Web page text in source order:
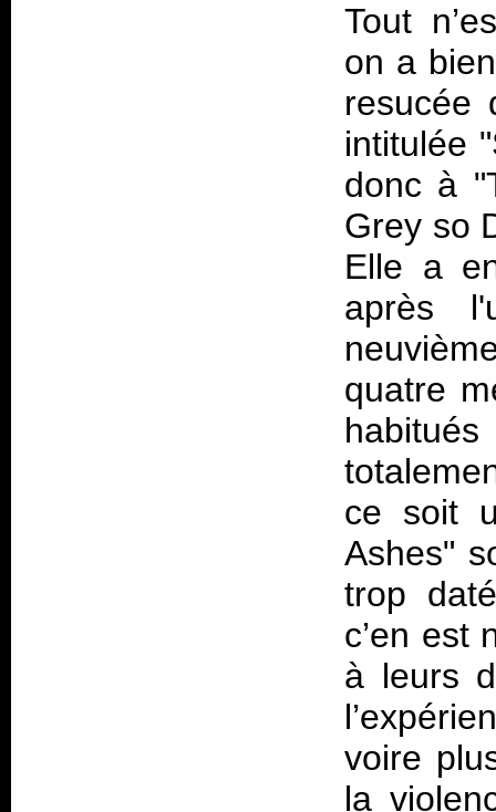
Tout
on a
resucée
intitulée
donc à
Grey so
Elle a
après
quatre
ce soit
Ashes"
trop
c’en est
à leurs
voire
la